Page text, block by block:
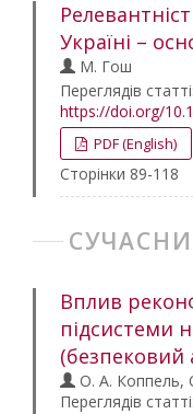
Україні –
М. Гош
Переглядів
https://doi.org/
PDF (English)
Сторінки 89-118
Вплив
підсистеми
(безпековий
О. А. Коппель,
Переглядів